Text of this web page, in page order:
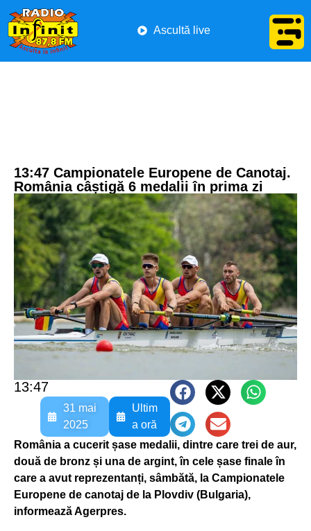
Ascultă live
13:47 Campionatele Europene de Canotaj.
România câștigă 6 medalii în prima zi
13:47
31 mai
2025
Ultim
a oră
România a cucerit șase medalii, dintre care trei de aur,
două de bronz și una de argint, în cele șase finale în
care a avut reprezentanți, sâmbătă, la Campionatele
Europene de canotaj de la Plovdiv (Bulgaria),
informează Agerpres.